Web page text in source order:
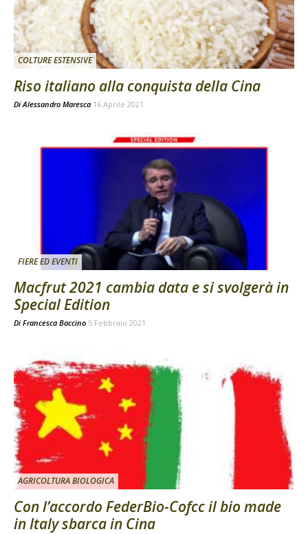
COLTURE ESTENSIVE
Riso italiano alla conquista della Cina
Di Alessandro Maresca 16 Aprile 2021
FIERE ED EVENTI
Macfrut 2021 cambia data e si svolgerà in
Special Edition
Di Francesca Baccino 5 Febbraio 2021
AGRICOLTURA BIOLOGICA
Con l’accordo FederBio-Cofcc il bio made
in Italy sbarca in Cina